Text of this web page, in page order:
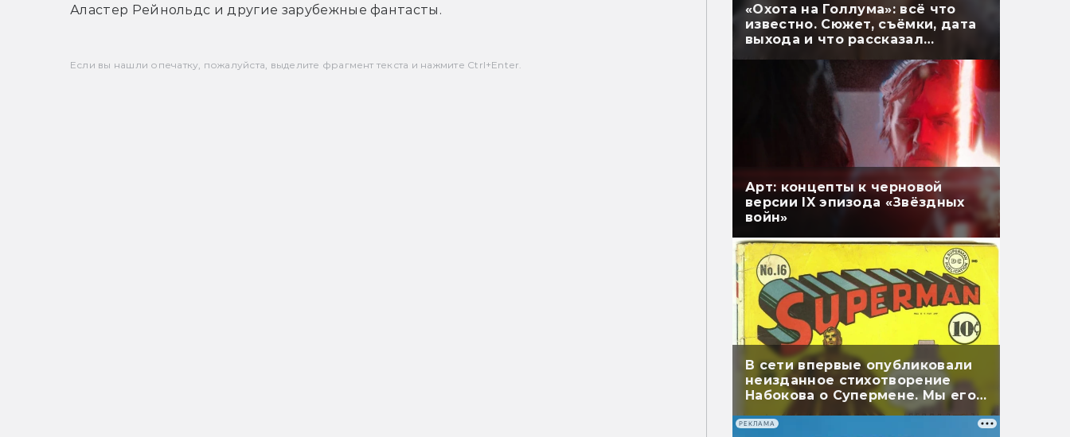
Аластер Рейнольдс и другие зарубежные фантасты.
Если вы нашли опечатку, пожалуйста, выделите фрагмент текста и нажмите Ctrl+Enter.
«Охота на Голлума»: всё что
известно. Сюжет, съёмки, дата
выхода и что рассказал
Арт: концепты к черновой
версии IX эпизода «Звёздных
войн»
В сети впервые опубликовали
неизданное стихотворение
Набокова о Супермене. Мы его
перевели
РЕКЛАМА